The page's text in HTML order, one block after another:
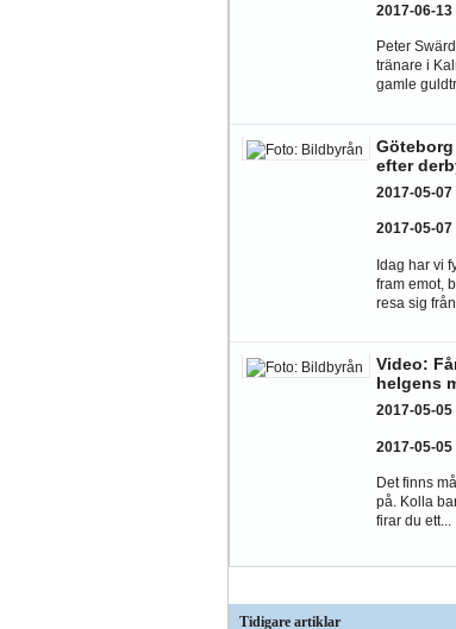
2017-06-13
Peter
tränare i
gamle
efter
2017-05-07
2017-05-07
Idag har vi
fram emot,
resa sig
Video:
helgens
2017-05-05
2017-05-05
Det finns
på. Kolla
firar du ett...
Tidigare artiklar